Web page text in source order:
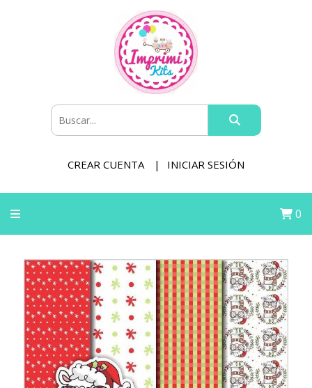
CREAR CUENTA INICIAR SESIÓN
0